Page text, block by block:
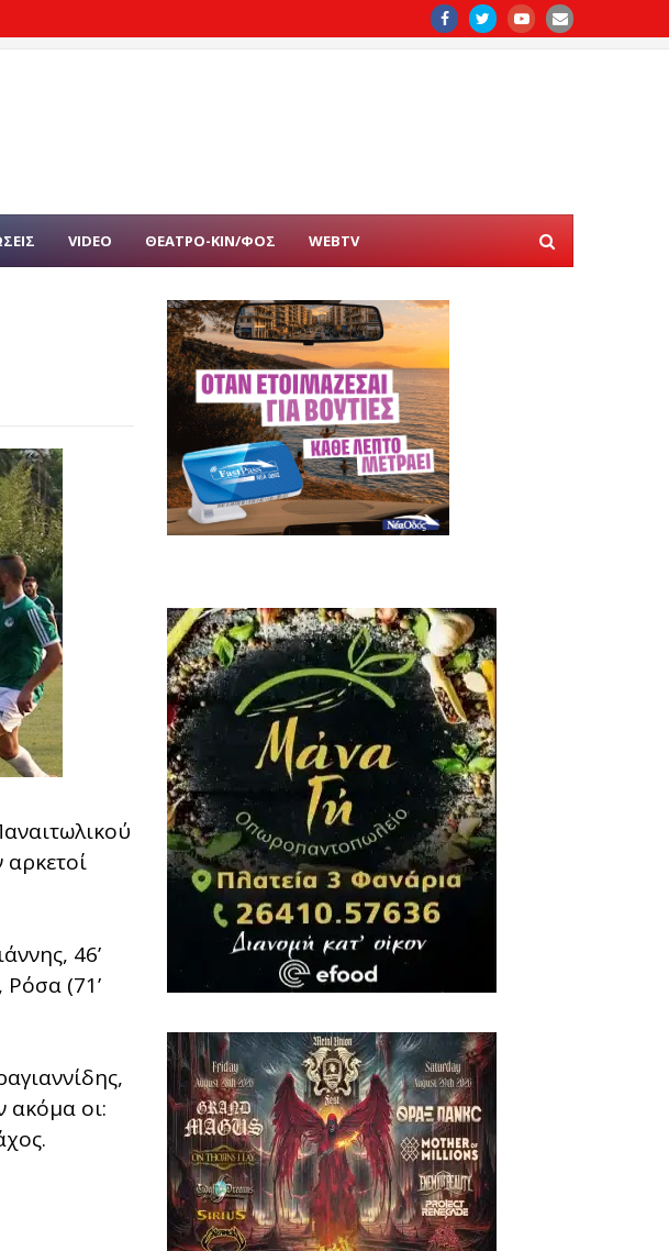
VIDEO ΘΕΑΤΡΟ-ΚΙΝ/ΦΟΣ WEBTV
46’
Ρόσα (71’
ακόμα οι: